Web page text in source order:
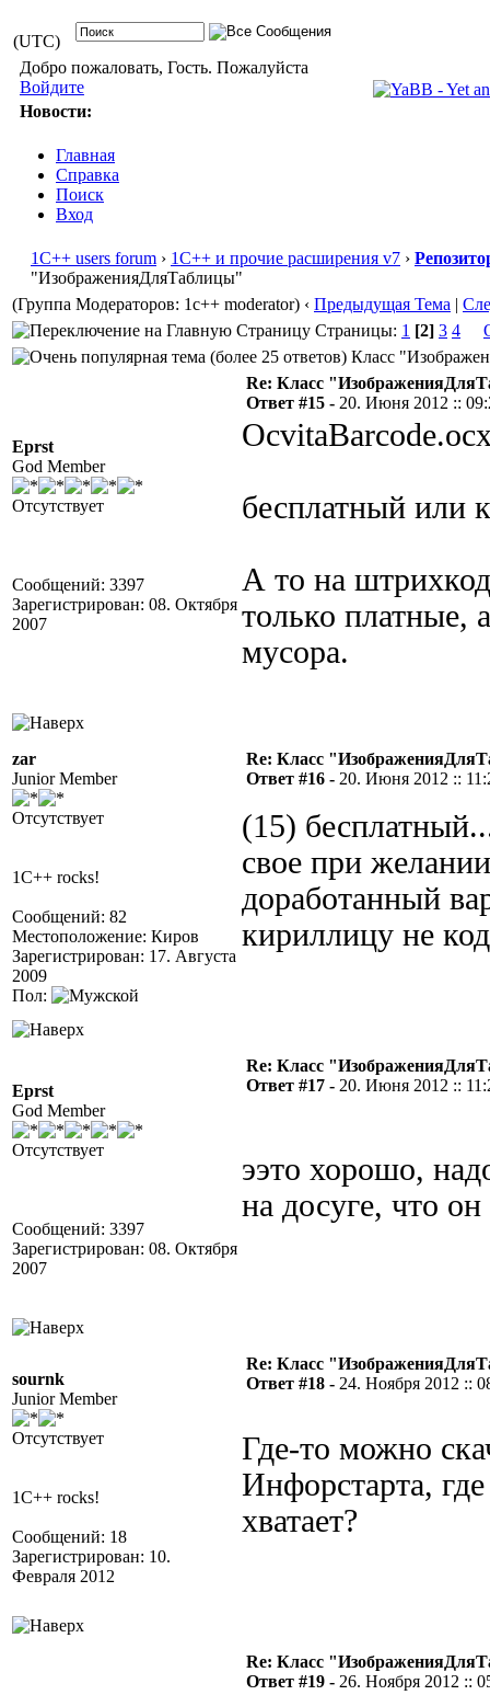
(UTC)
Добро пожаловать, Гость. Пожалуйста
Войдите
Новости:
Главная
Справка
Поиск
Вход
1С++ users forum › 1С++ и прочие расширения v7 ›
"ИзображенияДляТаблицы"
(Группа Модераторов: 1c++ moderator) ‹ Предыдущая Тема |
Страницы: 1 [2] 3 4
Класс
Eprst
God Member
Отсутствует
Сообщений: 3397
Зарегистрирован: 08. Октября
2007
Re: Класс
Ответ #15 - 20. Июня 2012 ::
бесплатный или
А то на
только платные,
мусора.
zar
Junior Member
Отсутствует
1C++ rocks!
Сообщений: 82
Местоположение: Киров
Зарегистрирован: 17. Августа
2009
Пол:
Re: Класс
Ответ #16 - 20. Июня 2012 ::
(15)
свое при
доработанный
кириллицу не
Eprst
God Member
Отсутствует
Сообщений: 3397
Зарегистрирован: 08. Октября
2007
Re: Класс
Ответ #17 - 20. Июня 2012 ::
ээто хорошо,
на досуге, что
sournk
Junior Member
Отсутствует
1C++ rocks!
Сообщений: 18
Зарегистрирован: 10.
Февраля 2012
Re: Класс
Ответ #18 - 24. Ноября 2012 ::
Где-то можно
Инфорстарта,
хватает?
Re: Класс
Ответ #19 - 26. Ноября 2012 ::